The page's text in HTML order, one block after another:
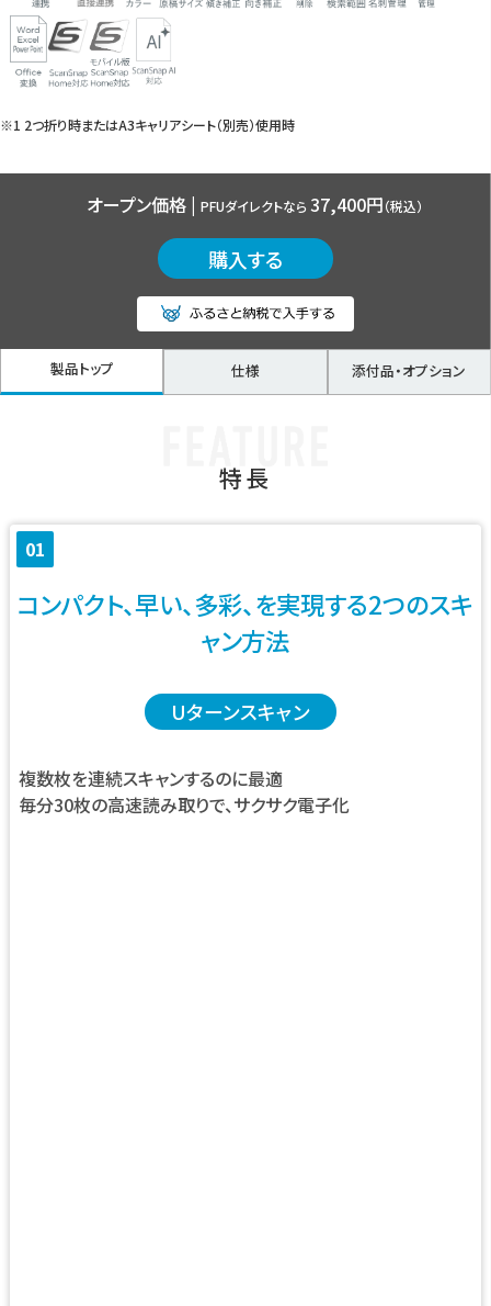
※1 2つ折り時またはA3キャリアシート（別売）使用時
オープン価格 | PFUダイレクトなら 37,400円（税込）
購入する
製品トップ 仕様 添付品・オプション
特長
01
コンパクト、早い、多彩、を実現する2つのスキ
ャン方法
Uターンスキャン
複数枚を連続スキャンするのに最適
毎分30枚の高速読み取りで、サクサク電子化